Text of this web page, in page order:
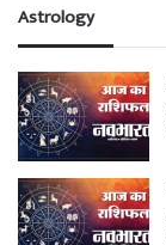
Astrology